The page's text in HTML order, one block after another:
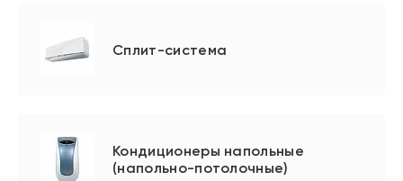
Сплит-система
Кондиционеры напольные
(напольно-потолочные)